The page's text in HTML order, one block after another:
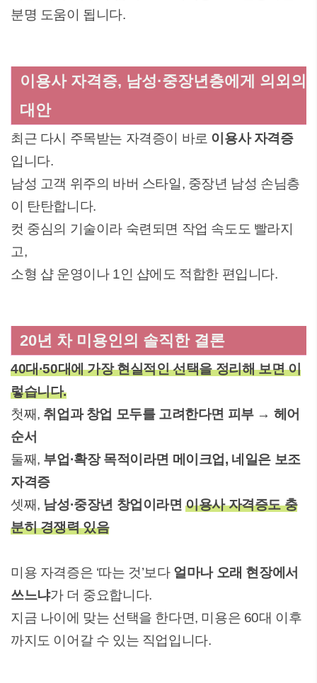
분명 도움이 됩니다.
이용사 자격증, 남성·중장년층에게 의외의
대안
최근 다시 주목받는 자격증이 바로 이용사 자격증
입니다.
남성 고객 위주의 바버 스타일, 중장년 남성 손님층
이 탄탄합니다.
컷 중심의 기술이라 숙련되면 작업 속도도 빨라지
고,
소형 샵 운영이나 1인 샵에도 적합한 편입니다.
20년 차 미용인의 솔직한 결론
40대·50대에 가장 현실적인 선택을 정리해 보면 이
렇습니다.
첫째, 취업과 창업 모두를 고려한다면 피부 → 헤어
순서
둘째, 부업·확장 목적이라면 메이크업, 네일은 보조
자격증
셋째, 남성·중장년 창업이라면이용사 자격증도 충
분히 경쟁력 있음
미용 자격증은 ‘따는 것’보다 얼마나 오래 현장에서
쓰느냐가 더 중요합니다.
지금 나이에 맞는 선택을 한다면, 미용은 60대 이후
까지도 이어갈 수 있는 직업입니다.